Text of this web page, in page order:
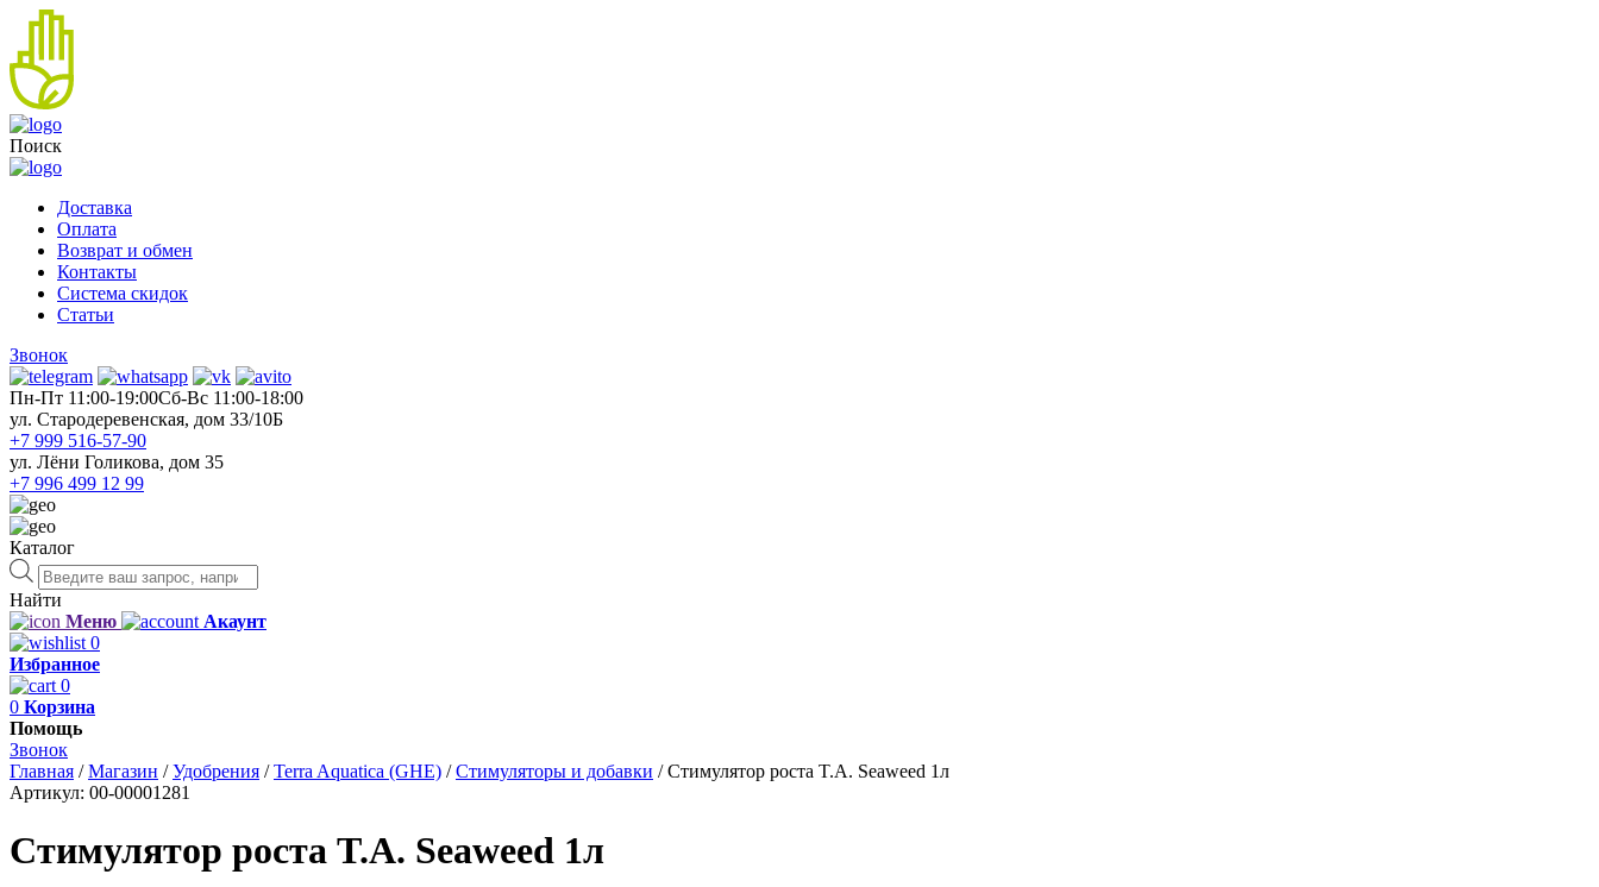
Поиск
Доставка
Оплата
Возврат и обмен
Контакты
Система скидок
Статьи
Звонок
Пн-Пт 11:00-19:00Cб-Вс 11:00-18:00
ул. Стародеревенская, дом 33/10Б
+7 999 516-57-90
ул. Лёни Голикова, дом 35
+7 996 499 12 99
Каталог
Поиск
товаров
Найти
Меню
Акаунт
0
Избранное
0
0 Корзина
Помощь
Звонок
Главная /Магазин /Удобрения /Terra Aquatica (GHE) /Стимуляторы и добавки /Стимулятор роста T.A. Seaweed 1л
Артикул: 00-00001281
Стимулятор роста T.A. Seaweed 1л